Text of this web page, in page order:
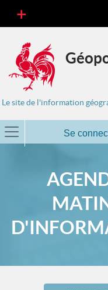
Le site de l'information
Se